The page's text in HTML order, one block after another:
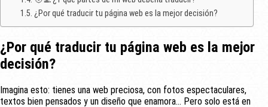
¿Por qué traducir tu página web es la mejor decisión?
¿Por qué traducir tu página web es la mejor
decisión?
Imagina esto: tienes una web preciosa, con fotos espectaculares,
textos bien pensados y un diseño que enamora… Pero solo está en